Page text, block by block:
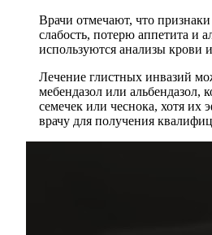
Врачи отмечают, что
слабость, потерю аппетита и
используются анализы крови
Лечение глистных инвазий
мебендазол или
семечек или чеснока, хотя их
врачу для получения